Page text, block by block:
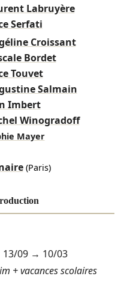
Labruyère
Serfati
Croissant
Bordet
Touvet
Salmain
Imbert
Winogradoff
Mayer
(Paris)
13/09 → 10/03
+ vacances scolaires